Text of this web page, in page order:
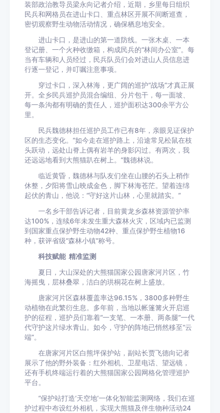
装部政治教导员梁永向记者介绍，近期，乡里每日组织
民兵和网格员在进山卡口、重点林区开展不间断巡查，
密切观察野生动物活动情况，确保栖息地安全。
进山卡口，是进山的第一道防线。一张木桌、一本
登记册、一个火种收缴箱，构成民兵的“林间办公室”。每
当有车辆和人员经过，民兵队员们会对进山人员信息进
行逐一登记，并叮嘱注意事项。
穿过卡口，深入林海，更广阔的巡护“战场”才真正展
开。全乡民兵巡护员混合编组、分片包干，每一面坡、
每一条沟都有明确的责任人，巡护面积达300余平方公
里。
民兵魏德林担任巡护员工作已有8年，亲眼见证保护
区的生态变化。“如今走在巡护路上，沿途常见松鼠在枝
头跃动，远处山脊上偶有岩羊的身影闪过。有两次，我
还远远地看到大熊猫趴在树上。”魏德林说。
临近黄昏，魏德林与队友们坐在山腰的石头上稍作
休整，夕阳将雪山映成金色，脚下林海苍茫。望着连绵
起伏的青山，他说：“守好这片山林，心里就踏实。”
一名乡干部告诉记者，目前黄龙乡森林资源管护率
达100%，连续6年未发生重大森林火灾，区域内已监测
到国家重点保护野生动物42种、重点保护野生植物16
种，获评省级“森林小镇”称号。
科技赋能 精准监测
夏日，大山深处的大熊猫国家公园唐家河片区，竹
海摇曳，层林叠翠，洁白的珙桐花在树上盛放。
唐家河片区森林覆盖率达96.15%，3800多种野生
动植物在此繁衍生息。多年前，当地以帐篷篝火开启巡
护的征程，巡护员们靠着“一支笔、一本册、两条腿”一代
代守护这片绿水青山。如今，守护的阵地已悄然移至“云
端”。
在唐家河片区白熊坪保护站，副站长贾飞德向记者
展示了他的野外装备：红外相机、卫星电话、望远镜，
还有手机终端运行着的大熊猫国家公园网格化管理巡护
平台。
“保护站打造‘天空地’一体化智能监测网络，我们在巡
护过程中布设红外相机，实现大熊猫及伴生物种活动24